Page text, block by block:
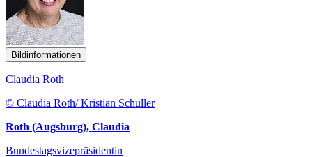
Bildinformationen
Claudia Roth
© Claudia Roth/ Kristian Schuller
Roth (Augsburg), Claudia
Bundestagsvizepräsidentin